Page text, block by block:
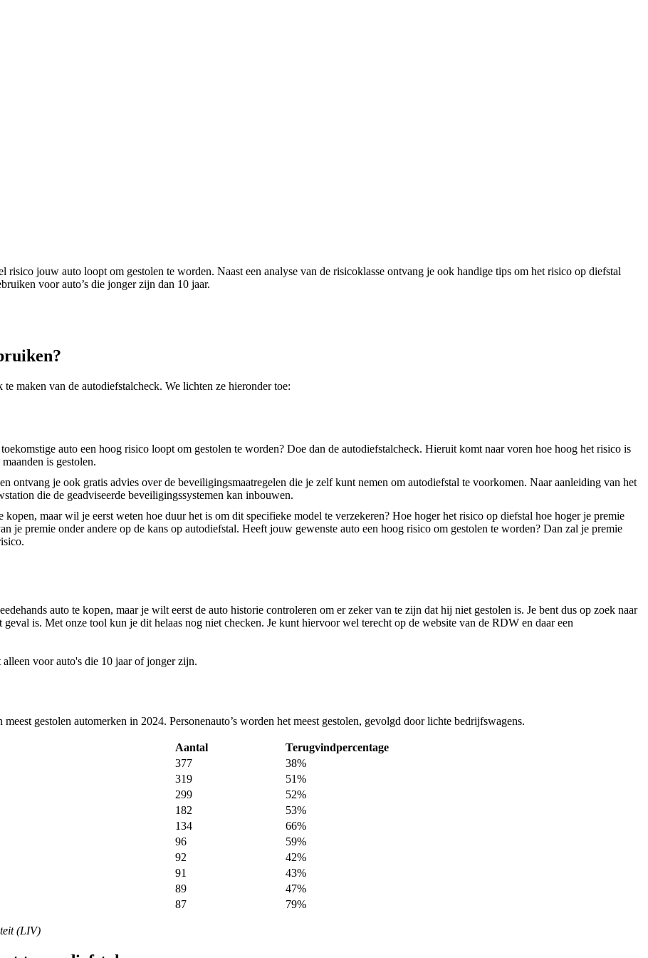
jouw auto loopt om gestolen te worden. Naast een analyse van de risicoklasse ontvang je ook handige tips om het risico op diefstal
voor auto’s die jonger zijn dan 10 jaar.
maken van de autodiefstalcheck. We lichten ze hieronder toe:
auto een hoog risico loopt om gestolen te worden? Doe dan de autodiefstalcheck. Hieruit komt naar voren hoe hoog het risico is
is gestolen.
ontvang je ook gratis advies over de beveiligingsmaatregelen die je zelf kunt nemen om autodiefstal te voorkomen. Naar aanleiding van het
die de geadviseerde beveiligingssystemen kan inbouwen.
maar wil je eerst weten hoe duur het is om dit specifieke model te verzekeren? Hoe hoger het risico op diefstal hoe hoger je premie
je premie onder andere op de kans op autodiefstal. Heeft jouw gewenste auto een hoog risico om gestolen te worden? Dan zal je premie
auto te kopen, maar je wilt eerst de auto historie controleren om er zeker van te zijn dat hij niet gestolen is. Je bent dus op zoek naar
is. Met onze tool kun je dit helaas nog niet checken. Je kunt hiervoor wel terecht op de website van de RDW en daar een
voor auto's die 10 jaar of jonger zijn.
gestolen automerken in 2024. Personenauto’s worden het meest gestolen, gevolgd door lichte bedrijfswagens.
Aantal
Terugvindpercentage
377
38%
319
51%
299
52%
182
53%
134
66%
96
59%
92
42%
91
43%
89
47%
87 79%
(LIV)